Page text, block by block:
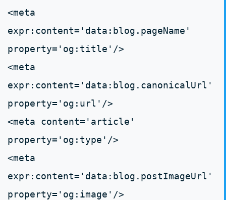
<meta
expr:content='data:blog.pageName'
property='og:title'/>
<meta
expr:content='data:blog.canonicalUrl'
property='og:url'/>
<meta content='article'
property='og:type'/>
<meta
expr:content='data:blog.postImageUrl'
property='og:image'/>